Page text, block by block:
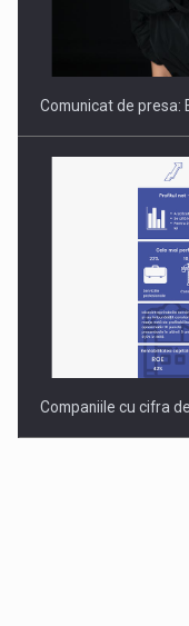
Hard Enduro Piatra
Comunicat de presa:
Companiile cu cifra